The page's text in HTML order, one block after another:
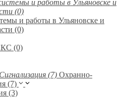
и работы в Ульяновске и
(0)
(0)
Охранно-
(7)
(3)